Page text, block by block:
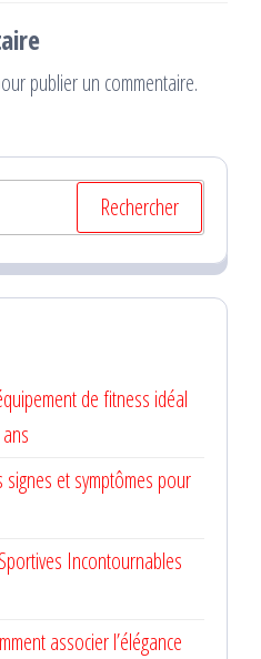
publier un commentaire.
de fitness idéal
et symptômes pour
Incontournables
associer l’élégance